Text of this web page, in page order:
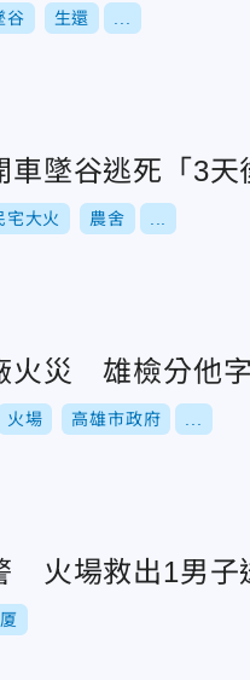
谷 生還
墜谷逃死「3天
宅大火 農舍
火災 雄檢分他
火場 高雄市政府
火場救出1男子